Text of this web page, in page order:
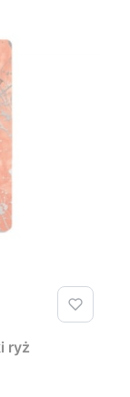
ryż